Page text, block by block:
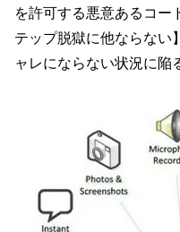
を許可する悪意あるコー
テップ脱獄に他ならない
ャレにならない状況に陥